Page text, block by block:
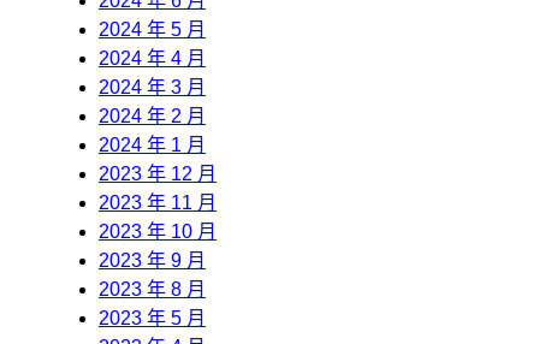
2024 年 5 月
2024 年 4 月
2024 年 3 月
2024 年 2 月
2024 年 1 月
2023 年 12 月
2023 年 11 月
2023 年 10 月
2023 年 9 月
2023 年 8 月
2023 年 5 月